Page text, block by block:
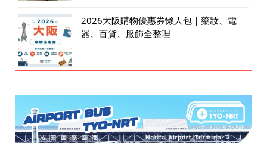
2026大阪購物優惠券懶人包｜藥妝、電
器、百貨、服飾全整理